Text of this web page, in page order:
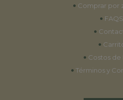
• Comprar por
• FAQS
•
•
• Costos de
• Términos y